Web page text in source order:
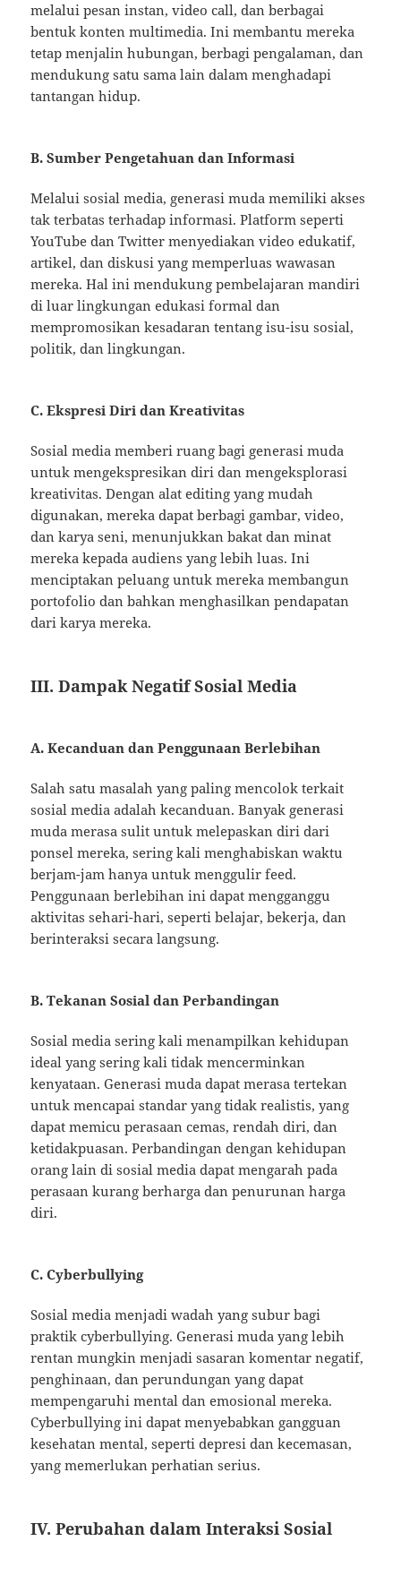
melalui pesan instan, video call, dan berbagai
bentuk konten multimedia. Ini membantu mereka
tetap menjalin hubungan, berbagi pengalaman, dan
mendukung satu sama lain dalam menghadapi
tantangan hidup.
B. Sumber Pengetahuan dan Informasi
Melalui sosial media, generasi muda memiliki akses
tak terbatas terhadap informasi. Platform seperti
YouTube dan Twitter menyediakan video edukatif,
artikel, dan diskusi yang memperluas wawasan
mereka. Hal ini mendukung pembelajaran mandiri
di luar lingkungan edukasi formal dan
mempromosikan kesadaran tentang isu-isu sosial,
politik, dan lingkungan.
C. Ekspresi Diri dan Kreativitas
Sosial media memberi ruang bagi generasi muda
untuk mengekspresikan diri dan mengeksplorasi
kreativitas. Dengan alat editing yang mudah
digunakan, mereka dapat berbagi gambar, video,
dan karya seni, menunjukkan bakat dan minat
mereka kepada audiens yang lebih luas. Ini
menciptakan peluang untuk mereka membangun
portofolio dan bahkan menghasilkan pendapatan
dari karya mereka.
III. Dampak Negatif Sosial Media
A. Kecanduan dan Penggunaan Berlebihan
Salah satu masalah yang paling mencolok terkait
sosial media adalah kecanduan. Banyak generasi
muda merasa sulit untuk melepaskan diri dari
ponsel mereka, sering kali menghabiskan waktu
berjam-jam hanya untuk menggulir feed.
Penggunaan berlebihan ini dapat mengganggu
aktivitas sehari-hari, seperti belajar, bekerja, dan
berinteraksi secara langsung.
B. Tekanan Sosial dan Perbandingan
Sosial media sering kali menampilkan kehidupan
ideal yang sering kali tidak mencerminkan
kenyataan. Generasi muda dapat merasa tertekan
untuk mencapai standar yang tidak realistis, yang
dapat memicu perasaan cemas, rendah diri, dan
ketidakpuasan. Perbandingan dengan kehidupan
orang lain di sosial media dapat mengarah pada
perasaan kurang berharga dan penurunan harga
diri.
C. Cyberbullying
Sosial media menjadi wadah yang subur bagi
praktik cyberbullying. Generasi muda yang lebih
rentan mungkin menjadi sasaran komentar negatif,
penghinaan, dan perundungan yang dapat
mempengaruhi mental dan emosional mereka.
Cyberbullying ini dapat menyebabkan gangguan
kesehatan mental, seperti depresi dan kecemasan,
yang memerlukan perhatian serius.
IV. Perubahan dalam Interaksi Sosial